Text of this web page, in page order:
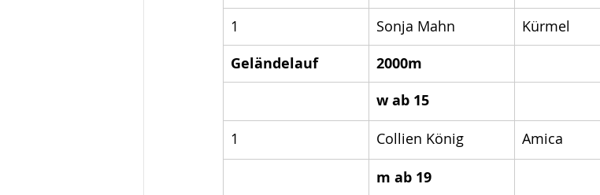
1 Sonja Mahn Kürmel
Geländelauf
2000m
w ab 15
1 Collien König Amica
m ab 19